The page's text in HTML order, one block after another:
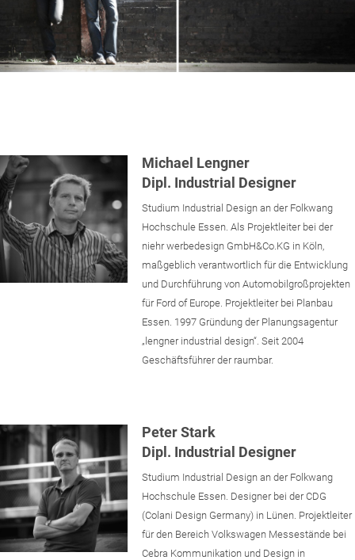
Michael Lengner
Dipl. Industrial Designer
Studium Industrial Design an der Folkwang
Hochschule Essen. Als Projektleiter bei der
niehr werbedesign GmbH&Co.KG in Köln,
maßgeblich verantwortlich für die Entwicklung
und Durchführung von Automobilgroßprojekten
für Ford of Europe. Projektleiter bei Planbau
Essen. 1997 Gründung der Planungsagentur
„lengner industrial design“. Seit 2004
Geschäftsführer der raumbar.
Peter Stark
Dipl. Industrial Designer
Studium Industrial Design an der Folkwang
Hochschule Essen. Designer bei der CDG
(Colani Design Germany) in Lünen. Projektleiter
für den Bereich Volkswagen Messestände bei
Cebra Kommunikation und Design in